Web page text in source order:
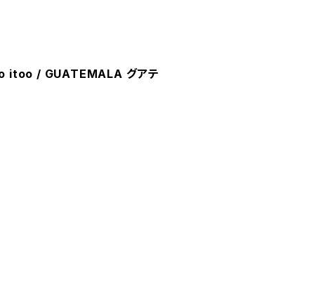
itoo / GUATEMALA グアテ